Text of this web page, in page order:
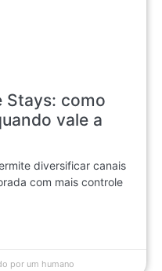
Stays: como
vale a
diversificar canais
com mais controle
por um humano